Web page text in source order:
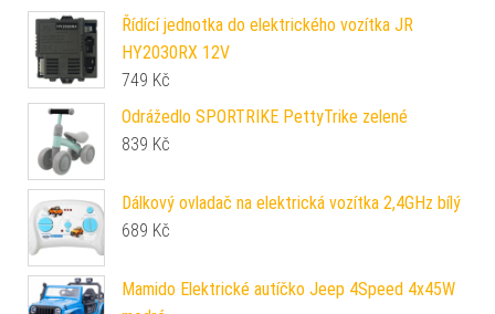
Řídící jednotka do elektrického vozítka JR
HY2030RX 12V
749 Kč
Odrážedlo SPORTRIKE PettyTrike zelené
839 Kč
Dálkový ovladač na elektrická vozítka 2,4GHz bílý
689 Kč
Mamido Elektrické autíčko Jeep 4Speed 4x45W